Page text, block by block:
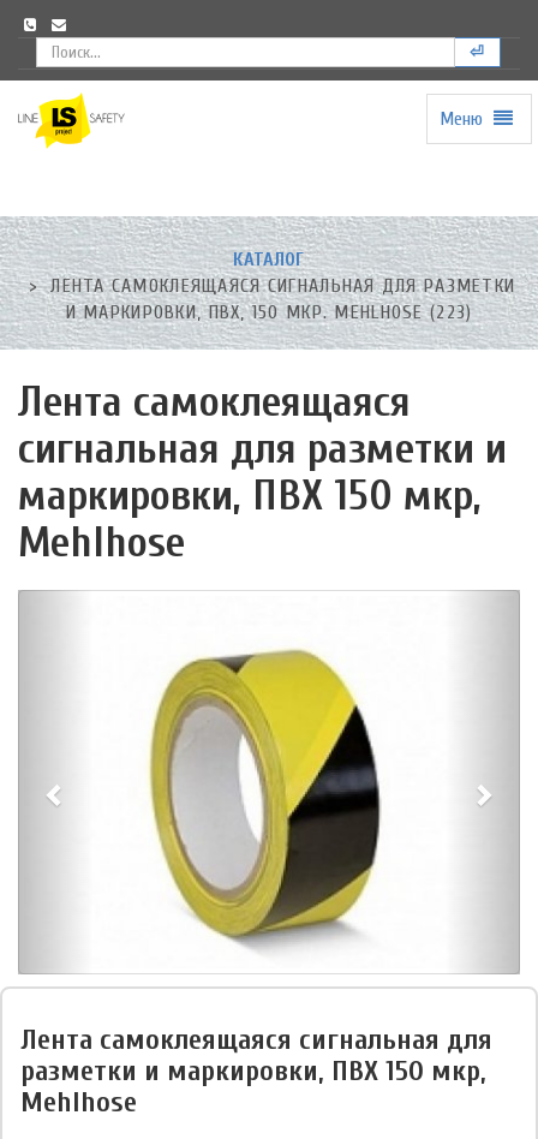
⏎
to
homepage
Меню
КАТАЛОГ
ЛЕНТА САМОКЛЕЯЩАЯСЯ СИГНАЛЬНАЯ ДЛЯ РАЗМЕТКИ
И МАРКИРОВКИ, ПВХ, 150 МКР. MEHLHOSE (223)
Лента самоклеящаяся
сигнальная для разметки и
маркировки, ПВХ 150 мкр,
Mehlhose
Лента самоклеящаяся сигнальная для
разметки и маркировки, ПВХ 150 мкр,
Mehlhose